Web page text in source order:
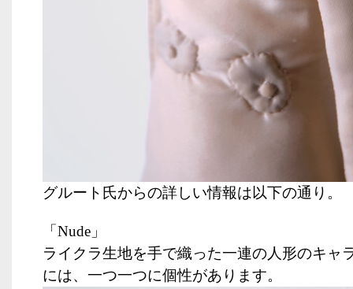
グルート氏からの詳しい情報は以下の通り。
「 Nude 」
ライクラ生地を手で織った一連の人形のキャ
には、一つ一つに個性があります。